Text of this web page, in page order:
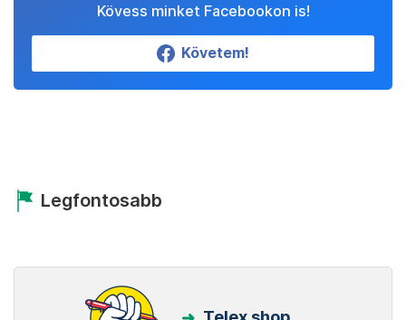
Kövess minket Facebookon is!
Követem!
Legfontosabb